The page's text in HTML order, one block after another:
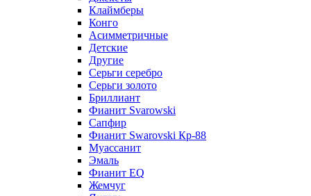
Клаймберы
Конго
Асимметричные
Детские
Другие
Серьги серебро
Серьги золото
Бриллиант
Фианит Svarowski
Сапфир
Фианит Swarovski Кр-88
Муассанит
Эмаль
Фианит EQ
Жемчуг